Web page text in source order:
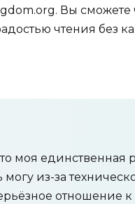
Вы
чтения без
моя единственная
из-за
отношение к